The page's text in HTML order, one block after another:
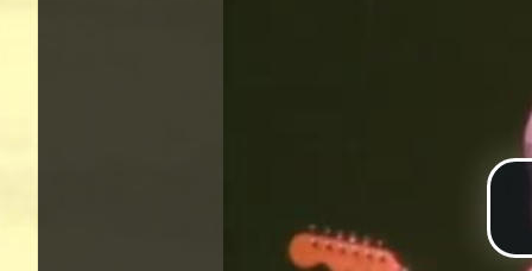
Thrills - 1968, Electric Ladyland - 1968, Waiting
1969, III - 1970, Morrison Hotel - 1970, IV -
Holy - 1973, Physical Graffiti - 1975, Horses -
Never Mind The Bollocks, Here's The Sex
Black - 1980, Love Will Tear Us Apart - 1980,